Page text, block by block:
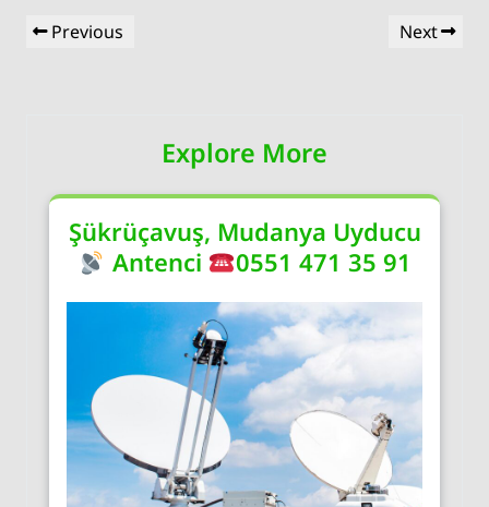
Yazı
gezinmesi
Previous
Previous
Next
Next
Explore More
Şükrüçavuş, Mudanya Uyducu
Antenci
0551 471 35 91